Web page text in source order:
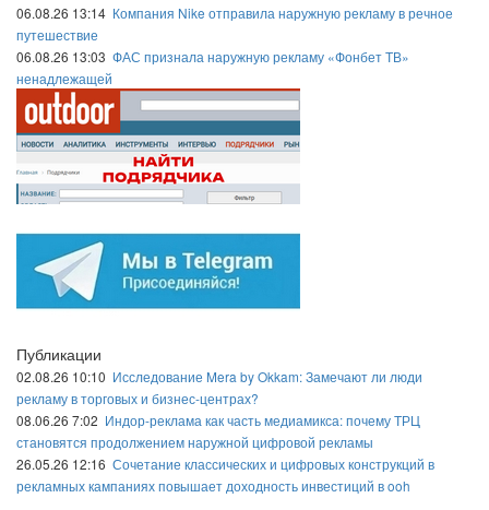
06.08.26 13:14 Компания Nike отправила наружную рекламу в речное
путешествие
06.08.26 13:03 ФАС признала наружную рекламу «Фонбет ТВ»
ненадлежащей
Публикации
02.08.26 10:10 Исследование Mera by Okkam: Замечают ли люди
рекламу в торговых и бизнес-центрах?
08.06.26 7:02 Индор-реклама как часть медиамикса: почему ТРЦ
становятся продолжением наружной цифровой рекламы
26.05.26 12:16 Сочетание классических и цифровых конструкций в
рекламных кампаниях повышает доходность инвестиций в ooh